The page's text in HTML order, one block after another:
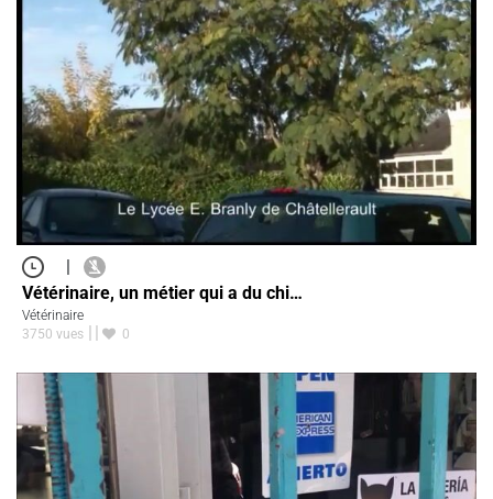
|
Vétérinaire, un métier qui a du chi…
Vétérinaire
3750 vues
0